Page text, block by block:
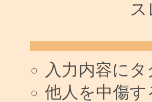
ス
入力内容に
他人を中傷